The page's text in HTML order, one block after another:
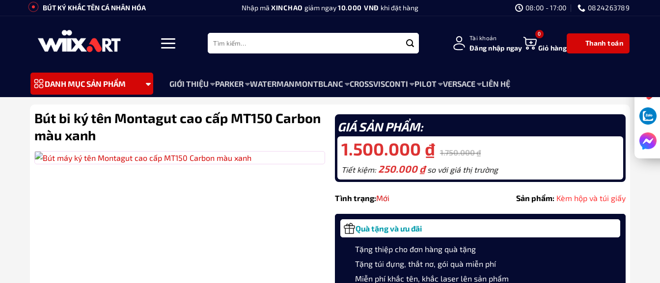
BÚT KÝ KHẮC TÊN CÁ NHÂN HÓA Nhập mãXINCHAO giảm ngay10.000 VNĐ khi đặt hàng 08:00 - 17:00 0824263789
Tìm
kiếm:
Tài khoản
Đăng nhập ngay Giỏ hàng
Thanh toán
DANH MỤC SẢN PHẨM GIỚI THIỆU PARKER WATERMANMONTBLANC CROSSVISCONTI PILOT VERSACE LIÊN HỆ
Bút bi ký tên Montagut cao cấp MT150 Carbon
màu xanh
GIÁ SẢN PHẨM:
1.500.000 ₫ 1.750.000₫
Tiết kiệm: 250.000₫so với giá thị trường
Tình trạng:Mới Sản phẩm: Kèm hộp và túi giấy
Quà tặng và ưu đãi
Tặng thiệp cho đơn hàng quà tặng
Tặng túi đựng, thắt nơ, gói quà miễn phí
Miễn phí khắc tên, khắc laser lên sản phẩm